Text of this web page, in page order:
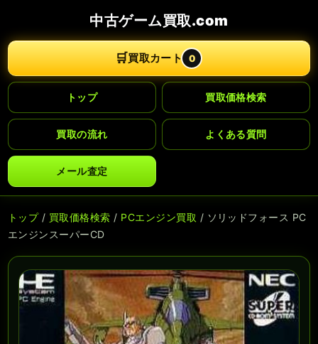
中古ゲーム買取.com
🛒買取カート 0
トップ 買取価格検索
買取の流れ よくある質問
メール査定
トップ/ 買取価格検索 / PCエンジン買取 / ソリッドフォース PC
エンジンスーパーCD